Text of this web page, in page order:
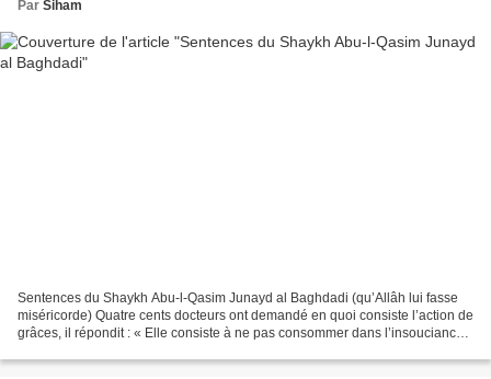
Par Siham
Sentences du Shaykh Abu-l-Qasim Junayd al Baghdadi (qu’Allâh lui fasse
miséricorde) Quatre cents docteurs ont demandé en quoi consiste l’action de
grâces, il répondit : « Elle consiste à ne pas consommer dans l’insouciance